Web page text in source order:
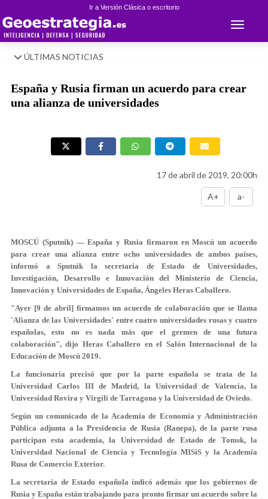
Ir a Versión Clásica o escritorio
Toggle
ÚLTIMAS NOTICIAS
España y Rusia firman un acuerdo para crear
una alianza de universidades
17 de abril de 2019, 20:00h
A+ a-
MOSCÚ (Sputnik) — España y Rusia firmaron en Moscú un acuerdo
para crear una alianza entre ocho universidades de ambos países,
informó a Sputnik la secretaria de Estado de Universidades,
Investigación, Desarrollo e Innovación del Ministerio de Ciencia,
Innovación y Universidades de España, Ángeles Heras Caballero.
"Ayer [9 de abril] firmamos un acuerdo de colaboración que se llama
'Alianza de las Universidades' entre cuatro universidades rusas y cuatro
españolas, esto no es nada más que el germen de una futura
colaboración", dijo Heras Caballero en el Salón Internacional de la
Educación de Moscú 2019.
La funcionaria precisó que por la parte española se trata de la
Universidad Carlos III de Madrid, la Universidad de Valencia, la
Universidad Rovira y Virgili de Tarragona y la Universidad de Oviedo.
Según un comunicado de la Academia de Economía y Administración
Pública adjunta a la Presidencia de Rusia (Ranepa), de la parte rusa
participan esta academia, la Universidad de Estado de Tomsk, la
Universidad Nacional de Ciencia y Tecnología MISiS y la Academia
Rusa de Comercio Exterior.
La secretaria de Estado española indicó además que los gobiernos de
Rusia y España están trabajando para pronto firmar un acuerdo sobre la